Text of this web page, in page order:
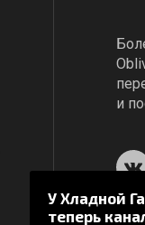
У Хладной
теперь
и